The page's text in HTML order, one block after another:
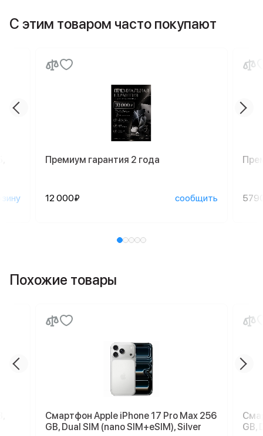
С этим товаром часто покупают
Премиум гарантия 2 года
12 000₽ сообщить
Похожие товары
Смартфон Apple iPhone 17 Pro Max 256
GB, Dual SIM (nano SIM+eSIM), Silver
GB,